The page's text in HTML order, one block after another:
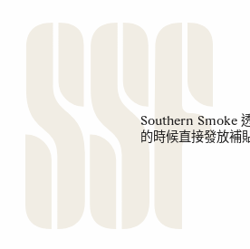
Southern Smoke
的時候直接發放補